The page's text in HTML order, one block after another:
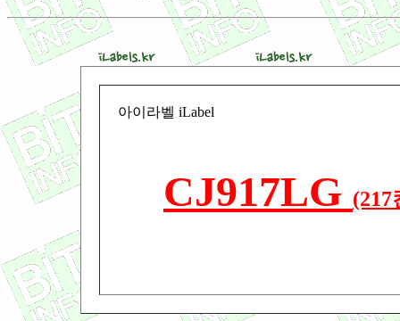
아이라벨 iLabel
CJ917LG